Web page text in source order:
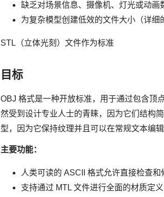
缺乏对场景信息、摄像机、灯光或动画
为复杂模型创建低效的文件大小（详细
STL（立体光刻）文件作为标准
目标
OBJ 格式是一种开放标准，用于通过包含顶
然受到设计专业人士的青睐，因为它们结构
型，因为它保持纹理并且可以在常规文本编
主要功能：
人类可读的 ASCII 格式允许直接检查
支持通过 MTL 文件进行全面的材质定